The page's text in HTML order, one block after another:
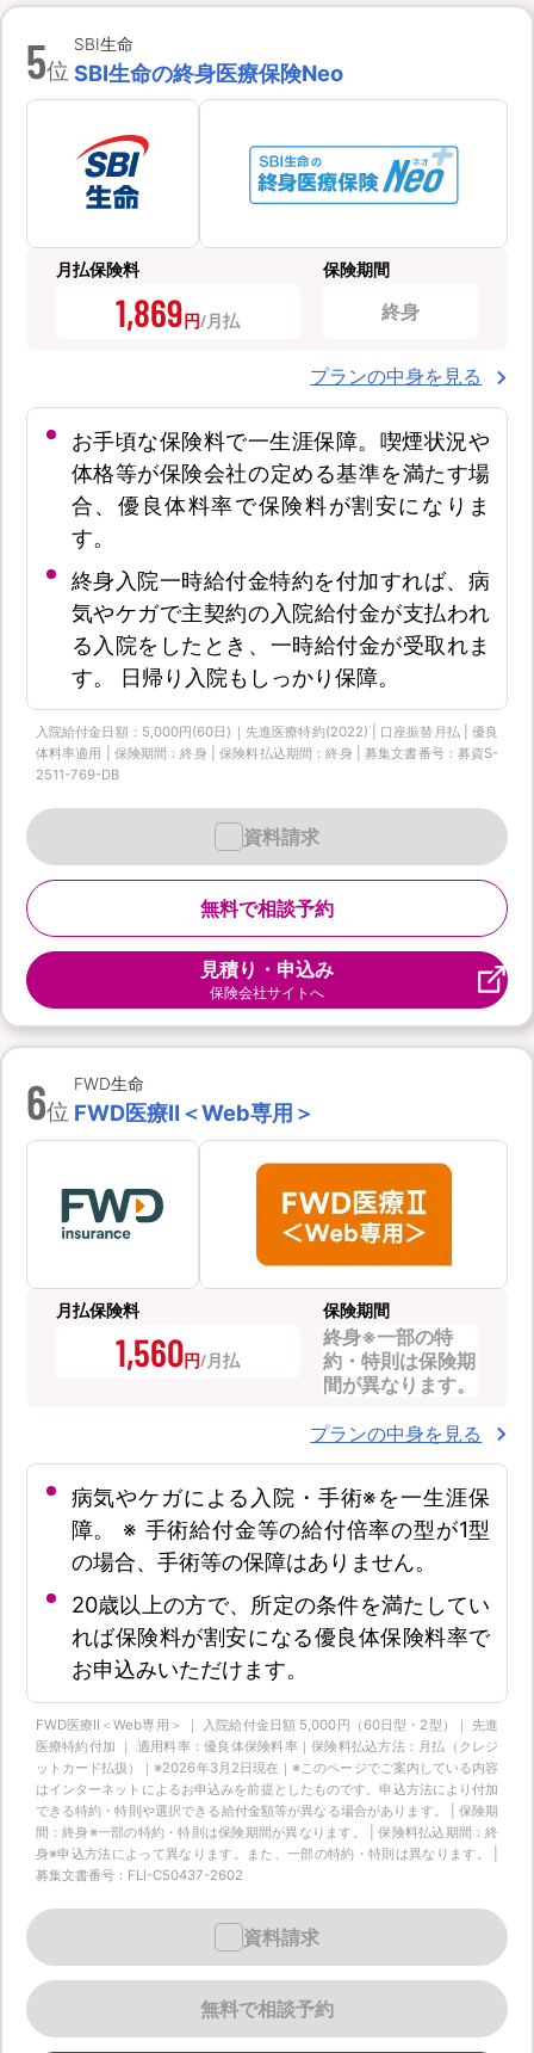
5位
SBI生命
SBI生命の終身医療保険Neo
月払保険料
1,869円
保険期間
終身
プランの中身を見る
お手頃な保険料で一生涯保障。喫煙状況や
体格等が保険会社の定める基準を満たす場
合、優良体料率で保険料が割安になりま
す。
終身入院一時給付金特約を付加すれば、病
気やケガで主契約の入院給付金が支払われ
る入院をしたとき、一時給付金が受取れま
す。 日帰り入院もしっかり保障。
入院給付金日額：5,000円(60日)｜先進医療特約(2022) | 口座振替月払 | 優良
体料率適用 | 保険期間：終身 | 保険料払込期間：終身 | 募集文書番号：募資S-
2511-769-DB
無料で相談予約
資料請求
見積り・申込み
保険会社サイトへ
6位
FWD生命
FWD医療Ⅱ＜Web専用＞
月払保険料
1,560円
保険期間
終身※一部の特
約・特則は保険期
間が異なります。
プランの中身を見る
病気やケガによる入院・手術※を一生涯保
障。 ※ 手術給付金等の給付倍率の型が1型
の場合、手術等の保障はありません。
20歳以上の方で、所定の条件を満たしてい
れば保険料が割安になる優良体保険料率で
お申込みいただけます。
FWD医療Ⅱ＜Web専用＞ ｜ 入院給付金日額 5,000円（60日型・2型）｜ 先進
医療特約付加 ｜ 適用料率：優良体保険料率｜保険料払込方法：月払（クレジ
ットカード払扱）｜※2026年3月2日現在｜※このページでご案内している内容
はインターネットによるお申込みを前提としたものです。申込方法により付加
できる特約・特則や選択できる給付金額等が異なる場合があります。 | 保険期
間：終身※一部の特約・特則は保険期間が異なります。 | 保険料払込期間：終
身※申込方法によって異なります。また、一部の特約・特則は異なります。 |
募集文書番号：FLI-C50437-2602
無料で相談予約
資料請求